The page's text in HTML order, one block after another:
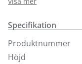
som gaveln ska
(kassan).
sängmodell du har
rätt. Vid eventuella
Specifikation
Produktnummer
Höjd